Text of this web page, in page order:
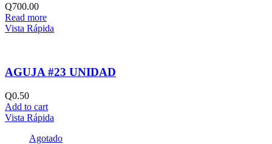
Q700.00
Read more
Vista Rápida
AGUJA #23 UNIDAD
Q0.50
Add to cart
Vista Rápida
Agotado